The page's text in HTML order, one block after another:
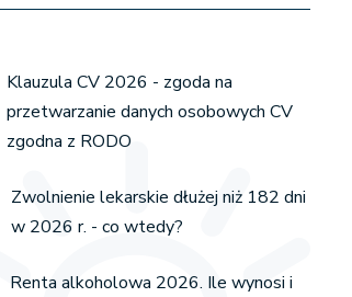
Klauzula CV 2026 - zgoda na
przetwarzanie danych osobowych CV
zgodna z RODO
Zwolnienie lekarskie dłużej niż 182 dni
w 2026 r. - co wtedy?
Renta alkoholowa 2026. Ile wynosi i